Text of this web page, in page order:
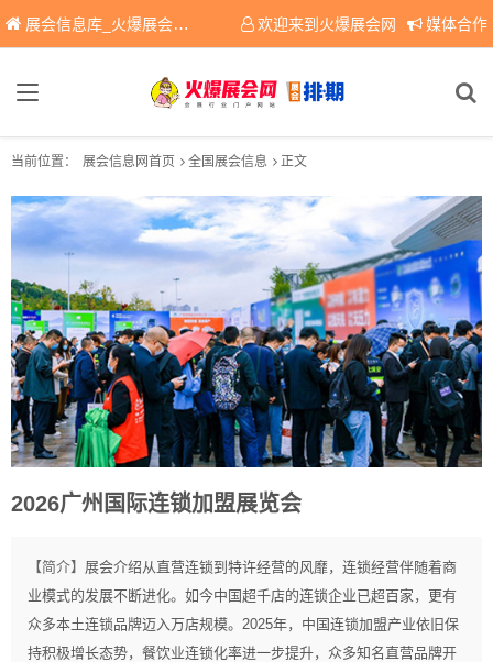
展会信息库_火爆展会网免费展会信息查询平台，提供专业会展服务！ 欢迎来到火爆展会网 媒体合作
当前位置： 展会信息网首页 全国展会信息 正文
2026广州国际连锁加盟展览会
【简介】 展会介绍从直营连锁到特许经营的风靡，连锁经营伴随着商
业模式的发展不断进化。如今中国超千店的连锁企业已超百家，更有
众多本土连锁品牌迈入万店规模。2025年，中国连锁加盟产业依旧保
持积极增长态势，餐饮业连锁化率进一步提升，众多知名直营品牌开